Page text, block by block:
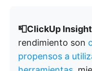
📮ClickUp
rendimiento son
propensos a